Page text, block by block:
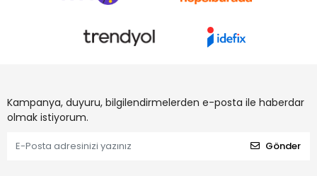
Kampanya, duyuru, bilgilendirmelerden e-posta ile haberdar
olmak istiyorum.
Gönder